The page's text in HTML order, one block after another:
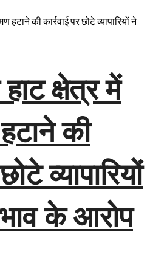
क्षेत्र में
की
व्यापारियों
के आरोप